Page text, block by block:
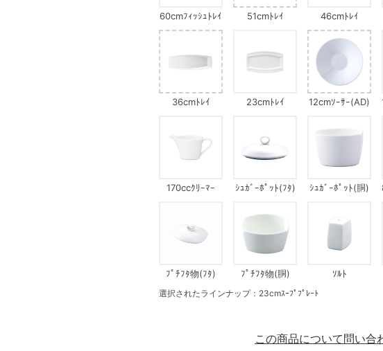
60cmﾌｨｯｼｭﾄﾚｲ 51cmﾄﾚｲ 46cmﾄﾚｲ
36cmﾄﾚｲ 23cmﾄﾚｲ 12cmｿｰｻｰ(AD)
170ccｸﾘｰﾏｰ ｼｭｶﾞｰﾎﾟｯﾄ(ﾌﾀ) ｼｭｶﾞｰﾎﾟｯﾄ(胴)
ﾌﾟﾁﾌﾀ物(ﾌﾀ) ﾌﾟﾁﾌﾀ物(胴) ｿﾙﾄ
選択されたラインナップ：23cmｽｰﾌﾟﾌﾟﾚｰﾄ
この商品について問い合